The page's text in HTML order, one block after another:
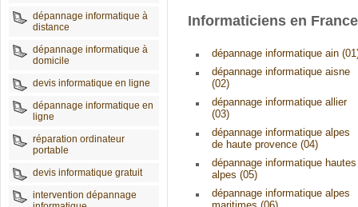
dépannage informatique à
distance
dépannage informatique à
domicile
devis informatique en ligne
dépannage informatique en
ligne
réparation ordinateur
portable
devis informatique gratuit
intervention dépannage
Informaticiens en
dépannage informatique ain
dépannage informatique aisne
(02)
dépannage informatique allier
(03)
dépannage informatique alpes
de haute provence (04)
dépannage informatique hautes
alpes (05)
dépannage informatique alpes